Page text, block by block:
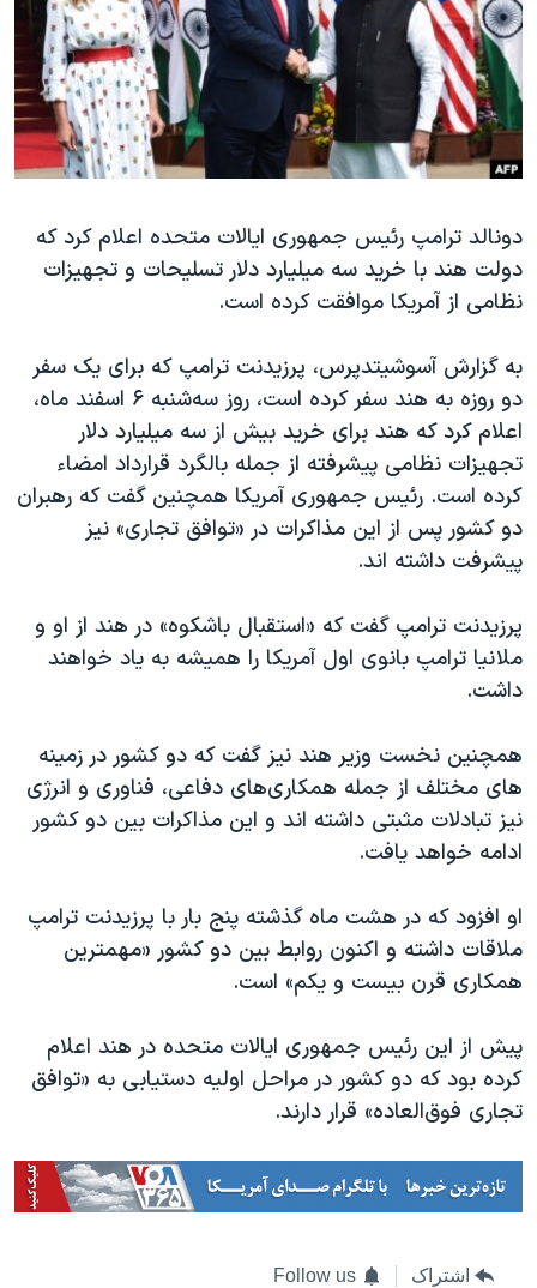
فرهنگ و زندگی
حقوق شهروندی
اقتصادی
علم و فناوری
گالری عکس
آرشیو پخش زنده
مستندها
انتخابات ریاست جمهوری آمریکا ۲۰۲۴
حمله جمهوری اسلامی به اسرائیل
رمز مهسا
اعتراضات زن، زندگی، آزادی
مجموعه مستندهای دادخواهی
دادگاه حمید نوری
چهل سال گروگان‌گیری
قانون شفافیت دارائی کادر رهبری ایران
اعتراضات مردمی آبان ۹۸
اسرائیل در جنگ
همایش محافظه‌کاران آمریکا «سی‌پک»
صفحه‌های ویژه
دنبال کنید
زبانهای مختلف
دونالد ترامپ رئیس جمهوری ایالات متحده اعلام کرد که
دولت هند با خرید سه میلیارد دلار تسلیحات و تجهیزات
نظامی از آمریکا موافقت کرده است.
به گزارش آسوشیتدپرس، پرزیدنت ترامپ که برای یک سفر
دو روزه به هند سفر کرده است، روز سه‌شنبه ۶ اسفند ماه،
اعلام کرد که هند برای خرید بیش از سه میلیارد دلار
تجهیزات نظامی پیشرفته از جمله بالگرد قرارداد امضاء
کرده است. رئیس جمهوری آمریکا همچنین گفت که رهبران
دو کشور پس از این مذاکرات در «توافق تجاری» نیز
پیشرفت داشته اند.
پرزیدنت ترامپ گفت که «استقبال باشکوه» در هند از او و
ملانیا ترامپ بانوی اول آمریکا را همیشه به یاد خواهند
داشت.
همچنین نخست وزیر هند نیز گفت که دو کشور در زمینه
های مختلف از جمله همکاری‌های دفاعی، فناوری و انرژی
نیز تبادلات مثبتی داشته اند و این مذاکرات بین دو کشور
ادامه خواهد یافت.
او افزود که در هشت ماه گذشته پنج بار با پرزیدنت ترامپ
ملاقات داشته و اکنون روابط بین دو کشور «مهمترین
همکاری‌ قرن بیست و یکم» است.
پیش از این رئیس جمهوری ایالات متحده در هند اعلام
کرده بود که دو کشور در مراحل اولیه دستیابی به «توافق
تجاری فوق‌العاده» قرار دارند.
اشتراک Follow us